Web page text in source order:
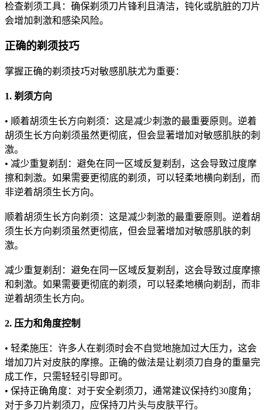
检查剃须工具：确保剃须刀片锋利且清洁，钝化或肮脏的刀片
会增加刺激和感染风险。
正确的剃须技巧
掌握正确的剃须技巧对敏感肌肤尤为重要：
1. 剃须方向
• 顺着胡须生长方向剃须：这是减少刺激的最重要原则。逆着
胡须生长方向剃须虽然更彻底，但会显著增加对敏感肌肤的刺
激。
• 减少重复剃刮：避免在同一区域反复剃刮，这会导致过度摩
擦和刺激。如果需要更彻底的剃须，可以轻柔地横向剃刮，而
非逆着胡须生长方向。
顺着胡须生长方向剃须：这是减少刺激的最重要原则。逆着胡
须生长方向剃须虽然更彻底，但会显著增加对敏感肌肤的刺
激。
减少重复剃刮：避免在同一区域反复剃刮，这会导致过度摩擦
和刺激。如果需要更彻底的剃须，可以轻柔地横向剃刮，而非
逆着胡须生长方向。
2. 压力和角度控制
• 轻柔施压：许多人在剃须时会不自觉地施加过大压力，这会
增加刀片对皮肤的摩擦。正确的做法是让剃须刀自身的重量完
成工作，只需轻轻引导即可。
• 保持正确角度：对于安全剃须刀，通常建议保持约30度角；
对于多刀片剃须刀，应保持刀片头与皮肤平行。